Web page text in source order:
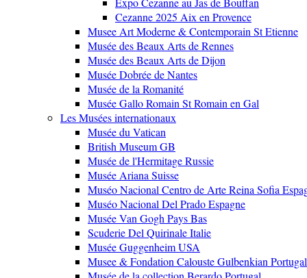
Cezanne 2025 Aix en Provence
Musee Art Moderne & Contemporain St Etienne
Musée des Beaux Arts de Rennes
Musée des Beaux Arts de Dijon
Musée Dobrée de Nantes
Musée de la Romanité
Musée Gallo Romain St Romain en Gal
Les Musées internationaux
Musée du Vatican
British Museum GB
Musée de l'Hermitage Russie
Musée Ariana Suisse
Muséo Nacional Centro de Arte Reina Sofia
Muséo Nacional Del Prado Espagne
Musée Van Gogh Pays Bas
Scuderie Del Quirinale Italie
Musée Guggenheim USA
Musee & Fondation Calouste Gulbenkian Portugal